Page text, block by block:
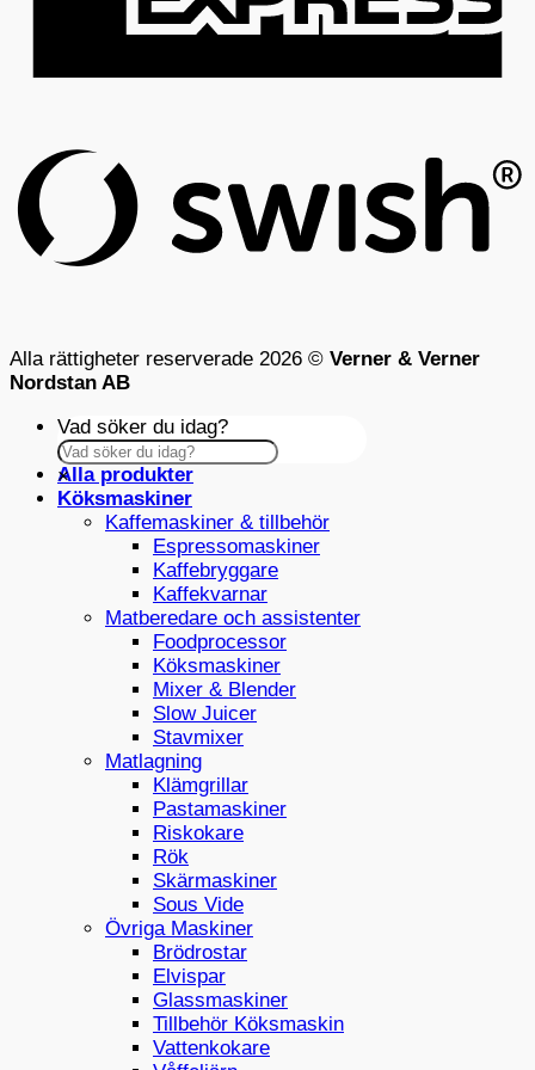
Alla rättigheter reserverade 2026 © Verner & Verner
Nordstan AB
Vad söker du idag?
×
Alla produkter
Köksmaskiner
Kaffemaskiner & tillbehör
Espressomaskiner
Kaffebryggare
Kaffekvarnar
Matberedare och assistenter
Foodprocessor
Köksmaskiner
Mixer & Blender
Slow Juicer
Stavmixer
Matlagning
Klämgrillar
Pastamaskiner
Riskokare
Rök
Skärmaskiner
Sous Vide
Övriga Maskiner
Brödrostar
Elvispar
Glassmaskiner
Tillbehör Köksmaskin
Vattenkokare